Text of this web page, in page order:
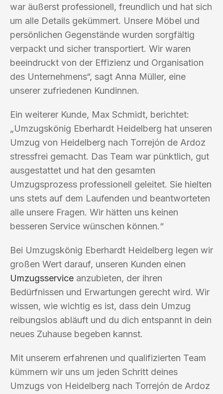
war äußerst professionell, freundlich und hat sich
um alle Details gekümmert. Unsere Möbel und
persönlichen Gegenstände wurden sorgfältig
verpackt und sicher transportiert. Wir waren
beeindruckt von der Effizienz und Organisation
des Unternehmens“, sagt Anna Müller, eine
unserer zufriedenen Kundinnen.
Ein weiterer Kunde, Max Schmidt, berichtet:
„Umzugskönig Eberhardt Heidelberg hat unseren
Umzug von Heidelberg nach Torrejón de Ardoz
stressfrei gemacht. Das Team war pünktlich, gut
ausgestattet und hat den gesamten
Umzugsprozess professionell geleitet. Sie hielten
uns stets auf dem Laufenden und beantworteten
alle unsere Fragen. Wir hätten uns keinen
besseren Service wünschen können.“
Bei Umzugskönig Eberhardt Heidelberg legen wir
großen Wert darauf, unseren Kunden einen
Umzugsservice anzubieten, der ihren
Bedürfnissen und Erwartungen gerecht wird. Wir
wissen, wie wichtig es ist, dass dein Umzug
reibungslos abläuft und du dich entspannt in dein
neues Zuhause begeben kannst.
Mit unserem erfahrenen und qualifizierten Team
kümmern wir uns um jeden Schritt deines
Umzugs von Heidelberg nach Torrejón de Ardoz